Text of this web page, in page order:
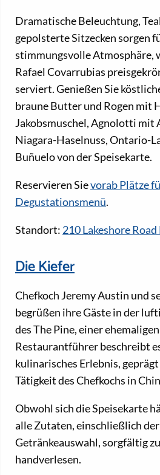
Dramatische Beleuchtung,
gepolsterte Sitzecken sorgen
stimmungsvolle Atmosphäre,
Rafael Covarrubias
serviert. Genießen Sie
braune Butter und Rogen mit
Jakobsmuschel, Agnolotti mit
Niagara-Haselnuss, Ontario-
Buñuelo von der Speisekarte.
Reservieren Sievorab Plätze
Degustationsmenü.
Standort: 210 Lakeshore
Die Kiefer
Chefkoch Jeremy Austin und
begrüßen ihre Gäste in der
des The Pine, einer
Restaurantführer beschreibt
kulinarisches Erlebnis,
Tätigkeit des Chefkochs in
Obwohl sich die Speisekarte
alle Zutaten, einschließlich
Getränkeauswahl, sorgfältig
handverlesen.